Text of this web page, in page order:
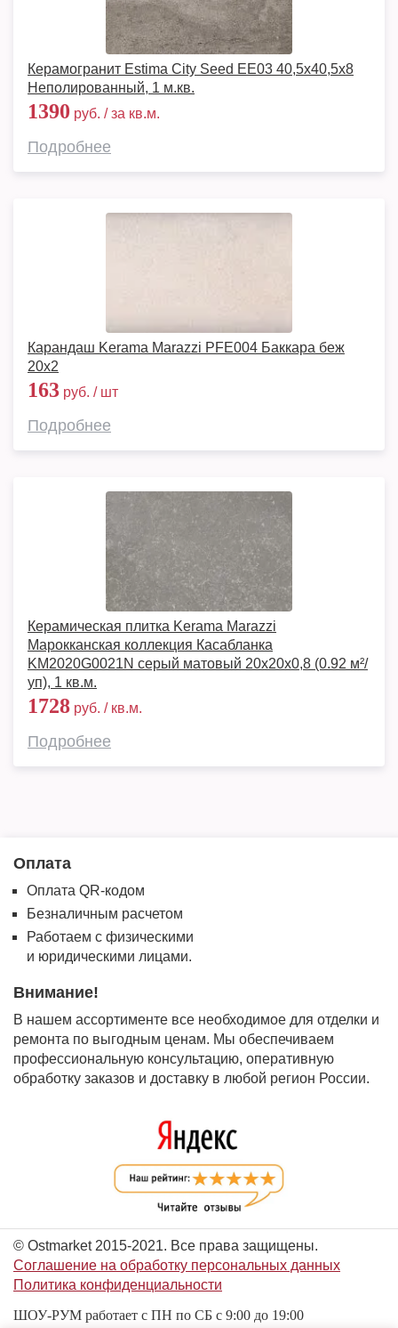
Керамогранит Estima City Seed EE03 40,5x40,5х8
Неполированный, 1 м.кв.
1390 руб. / за кв.м.
Подробнее
Карандаш Kerama Marazzi PFE004 Баккара беж
20х2
163 руб. / шт
Подробнее
Керамическая плитка Kerama Marazzi
Марокканская коллекция Касабланка
KM2020G0021N серый матовый 20x20x0,8 (0.92 м²/
уп), 1 кв.м.
1728 руб. / кв.м.
Подробнее
Оплата
Оплата QR-кодом
Безналичным расчетом
Работаем с физическими
и юридическими лицами.
Внимание!
В нашем ассортименте все необходимое для отделки и
ремонта по выгодным ценам. Мы обеспечиваем
профессиональную консультацию, оперативную
обработку заказов и доставку в любой регион России.
© Ostmarket 2015-2021. Все права защищены.
Соглашение на обработку персональных данных
Политика конфиденциальности
ШОУ-РУМ работает с ПН по СБ с 9:00 до 19:00